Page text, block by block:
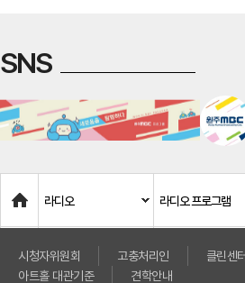
SNS
Home
라디오 라디오 프로그램
시청자위원회 고충처리인 클린센터
아트홀 대관기준
견학안내